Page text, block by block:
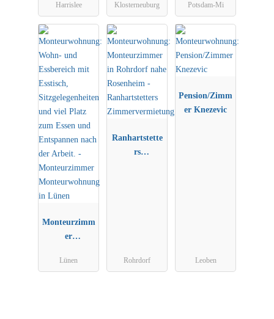
Harrislee Klosterneuburg
Potsdam-Mi
Monteurzimm
er
ung in Lünen
Lünen
Ranhartstette
rs
Rohrdorf
Pension/Zimm
er Knezevic
Leoben